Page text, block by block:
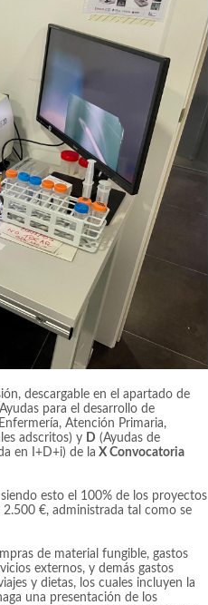
descargable en el apartado de
para el desarrollo de
Atención Primaria,
adscritos) y D (Ayudas de
en I+D+i) de la X Convocatoria
siendo esto el 100% de los proyectos
€, administrada tal como se
de material fungible, gastos
externos, y demás gastos
y dietas, los cuales incluyen la
una presentación de los